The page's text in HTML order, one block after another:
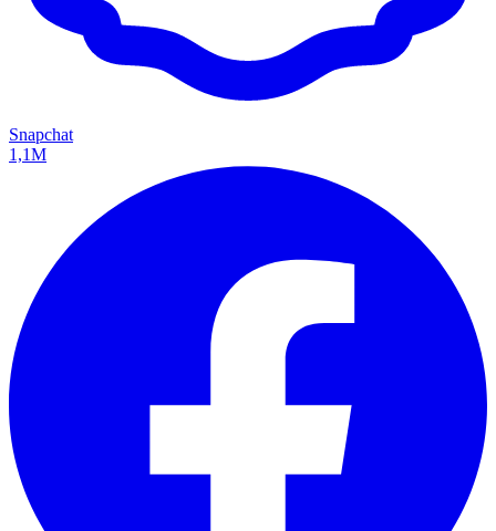
Snapchat
1,1M